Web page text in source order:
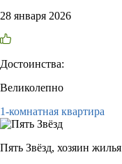
28 января 2026
Достоинства:
Великолепно
1-комнатная квартира
Пять Звёзд, хозяин жилья